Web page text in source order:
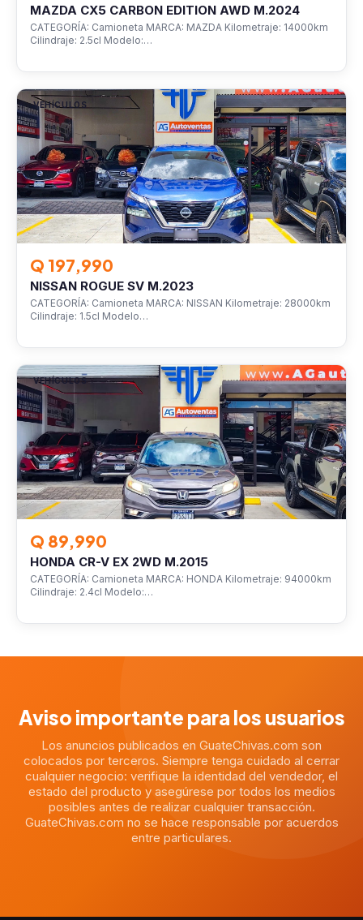
MAZDA CX5 CARBON EDITION AWD M.2024
CATEGORÍA: Camioneta MARCA: MAZDA Kilometraje: 14000km
Cilindraje: 2.5cl Modelo:…
VEHÍCULOS
Q 197,990
NISSAN ROGUE SV M.2023
CATEGORÍA: Camioneta MARCA: NISSAN Kilometraje: 28000km
Cilindraje: 1.5cl Modelo…
VEHÍCULOS
Q 89,990
HONDA CR-V EX 2WD M.2015
CATEGORÍA: Camioneta MARCA: HONDA Kilometraje: 94000km
Cilindraje: 2.4cl Modelo:…
Aviso importante para los usuarios
Los anuncios publicados en GuateChivas.com son
colocados por terceros. Siempre tenga cuidado al cerrar
cualquier negocio: verifique la identidad del vendedor, el
estado del producto y asegúrese por todos los medios
posibles antes de realizar cualquier transacción.
GuateChivas.com no se hace responsable por acuerdos
entre particulares.